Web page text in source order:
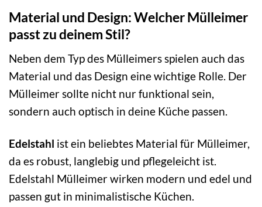
Material und Design: Welcher Mülleimer
passt zu deinem Stil?
Neben dem Typ des Mülleimers spielen auch das
Material und das Design eine wichtige Rolle. Der
Mülleimer sollte nicht nur funktional sein,
sondern auch optisch in deine Küche passen.
Edelstahl ist ein beliebtes Material für Mülleimer,
da es robust, langlebig und pflegeleicht ist.
Edelstahl Mülleimer wirken modern und edel und
passen gut in minimalistische Küchen.